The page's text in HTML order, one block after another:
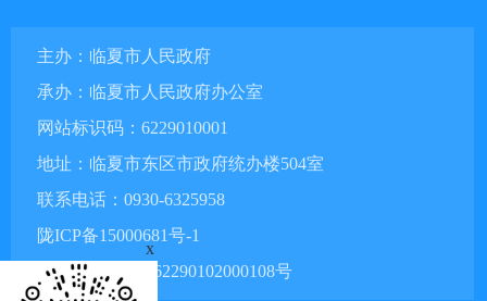
主办：临夏市人民政府
承办：临夏市人民政府办公室
网站标识码：6229010001
地址：临夏市东区市政府统办楼504室
联系电话：0930-6325958
陇ICP备15000681号-1
甘公网安备 62290102000108号
x